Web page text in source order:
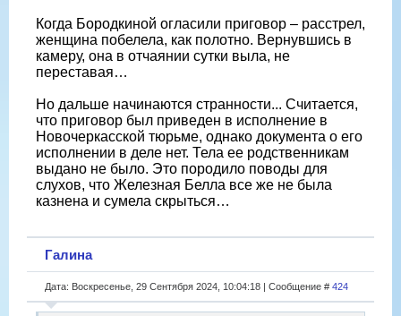
Когда Бородкиной огласили приговор – расстрел,
женщина побелела, как полотно. Вернувшись в
камеру, она в отчаянии сутки выла, не
переставая…
Но дальше начинаются странности... Считается,
что приговор был приведен в исполнение в
Новочеркасской тюрьме, однако документа о его
исполнении в деле нет. Тела ее родственникам
выдано не было. Это породило поводы для
слухов, что Железная Белла все же не была
казнена и сумела скрыться…
Галина
Дата: Воскресенье, 29 Сентября 2024, 10:04:18 | Сообщение # 424